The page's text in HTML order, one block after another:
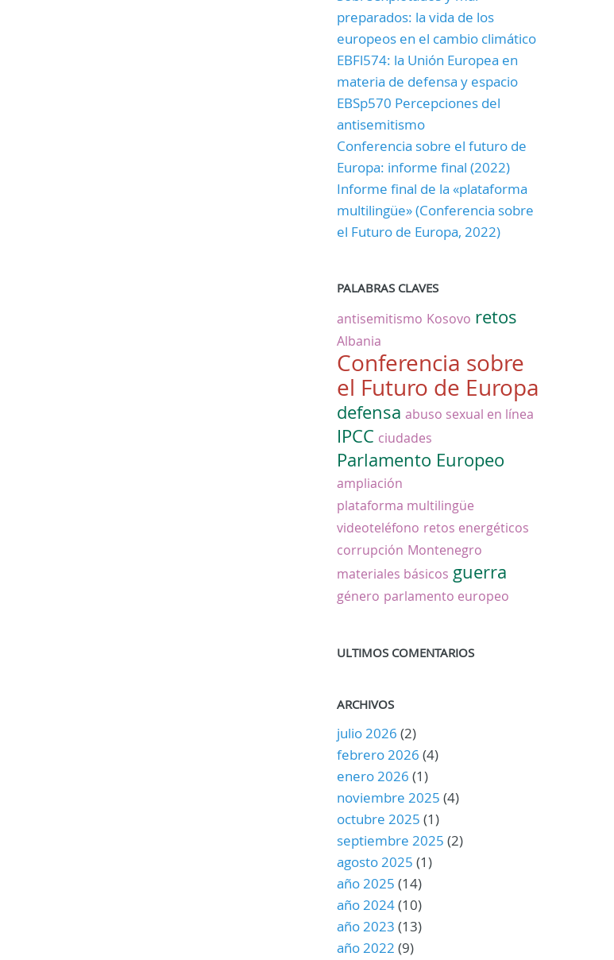
preparados: la vida de los
europeos en el cambio climático
EBFl574: la Unión Europea en
materia de defensa y espacio
EBSp570 Percepciones del
antisemitismo
Conferencia sobre el futuro de
Europa: informe final (2022)
Informe final de la «plataforma
multilingüe» (Conferencia sobre
el Futuro de Europa, 2022)
PALABRAS CLAVES
antisemitismo Kosovo retos
Albania
Conferencia sobre
el Futuro de Europa
defensa abuso sexual en línea
IPCC ciudades
Parlamento Europeo
ampliación
plataforma multilingüe
videoteléfono retos energéticos
corrupción Montenegro
materiales básicos guerra
género parlamento europeo
ULTIMOS COMENTARIOS
ARCHIVOS
julio 2026 (2)
febrero 2026 (4)
enero 2026 (1)
noviembre 2025 (4)
octubre 2025 (1)
septiembre 2025 (2)
agosto 2025 (1)
año 2025 (14)
año 2024(10)
año 2023 (13)
año 2022 (9)